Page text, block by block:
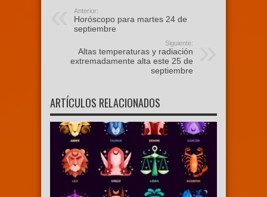
Anterior:
Horóscopo para martes 24 de
septiembre
Siguiente:
Altas temperaturas y radiación
extremadamente alta este 25 de
septiembre
ARTÍCULOS RELACIONADOS